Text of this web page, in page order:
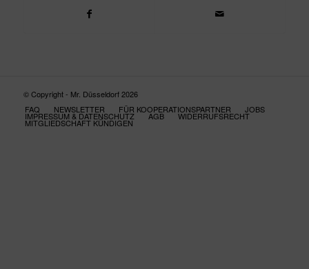
© Copyright - Mr. Düsseldorf 2026
FAQ
NEWSLETTER FÜR KOOPERATIONSPARTNER JOBS
IMPRESSUM & DATENSCHUTZ AGB WIDERRUFSRECHT
MITGLIEDSCHAFT KÜNDIGEN